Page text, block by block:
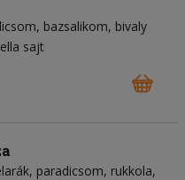
bazsalikom bivaly
sajt
paradicsom rukkola